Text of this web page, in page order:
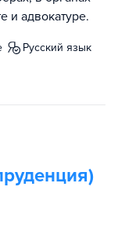
и адвокатуре.
русский язык